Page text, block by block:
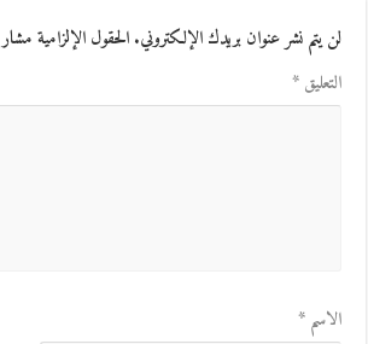
لن يتم نشر عنوان بريدك الإلكتروني.الحقول الإلزامية مشار
التعليق*
الاسم*